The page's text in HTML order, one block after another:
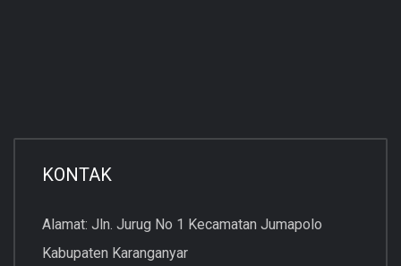
KONTAK
Alamat: Jln. Jurug No 1 Kecamatan Jumapolo
Kabupaten Karanganyar